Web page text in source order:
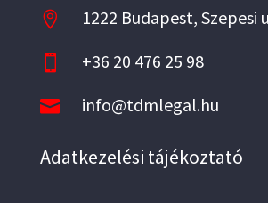
 1222 Budapest, Szepesi
 +36 20 476 25 98
 info@tdmlegal.hu
Adatkezelési tájékoztató